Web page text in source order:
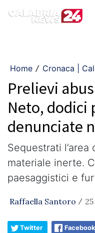
Home / Cronaca |
Prelievi
Neto, dodici
denunciate
Sequestrati
materiale inerte.
paesaggistici e
Raffaella Santoro /
Twitter Facebook